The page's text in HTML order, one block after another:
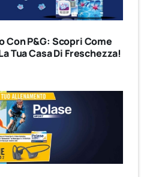
Con P&G: Scopri Come
Tua Casa Di Freschezza!